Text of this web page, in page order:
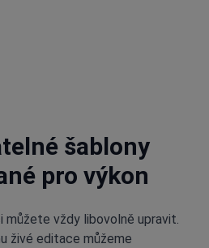
šablony
pro výkon
můžete vždy libovolně upravit.
živé editace můžeme